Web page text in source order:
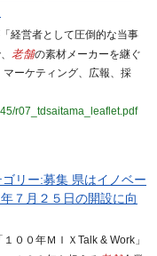
経営者として圧倒的な当事
老舗の素材メーカーを継ぐ
ーケティング、広報、採
r07_tdsaitama_leaflet.pdf
リー:募集 県はイノベー
７月２５日の開設に向
００年ＭＩＸTalk & Work」